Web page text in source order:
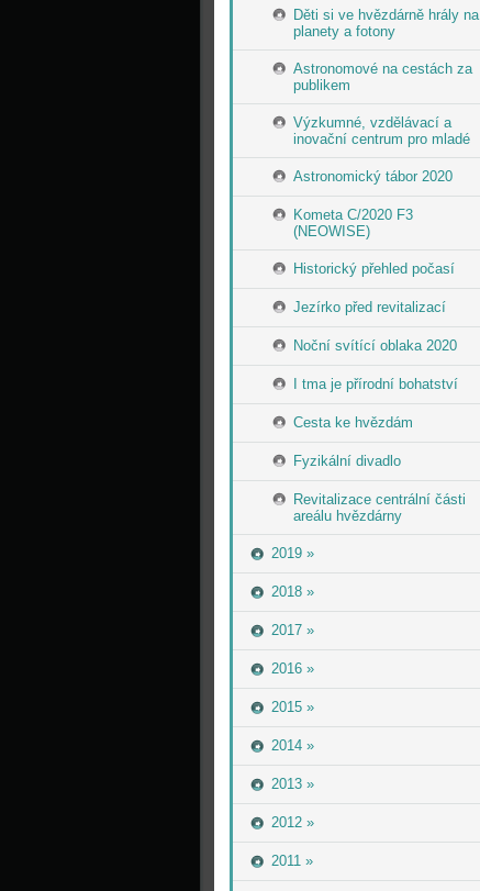
Děti si ve hvězdárně hrály na
planety a fotony
Astronomové na cestách za
publikem
Výzkumné, vzdělávací a
inovační centrum pro mladé
Astronomický tábor 2020
Kometa C/2020 F3
(NEOWISE)
Historický přehled počasí
Jezírko před revitalizací
Noční svítící oblaka 2020
I tma je přírodní bohatství
Cesta ke hvězdám
Fyzikální divadlo
Revitalizace centrální části
areálu hvězdárny
2019 »
2018 »
2017 »
2016 »
2015 »
2014 »
2013 »
2012 »
2011 »